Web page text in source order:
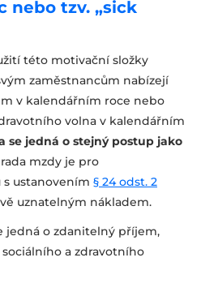
nebo tzv. „sick
této motivační složky
zaměstnancům nabízejí
v kalendářním roce nebo
volna v kalendářním
se jedná o stejný postup jako
mzdy je pro
s ustanovením § 24 odst. 2
uznatelným nákladem.
jedná o zdanitelný příjem,
a zdravotního